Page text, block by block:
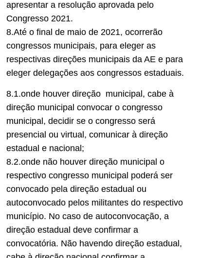
apresentar a resolução aprovada pelo
Congresso 2021.
8.Até o final de maio de 2021, ocorrerão
congressos municipais, para eleger as
respectivas direções municipais da AE e para
eleger delegações aos congressos estaduais.
8.1.onde houver direção municipal, cabe à
direção municipal convocar o congresso
municipal, decidir se o congresso será
presencial ou virtual, comunicar à direção
estadual e nacional;
8.2.onde não houver direção municipal o
respectivo congresso municipal poderá ser
convocado pela direção estadual ou
autoconvocado pelos militantes do respectivo
município. No caso de autoconvocação, a
direção estadual deve confirmar a
convocatória. Não havendo direção estadual,